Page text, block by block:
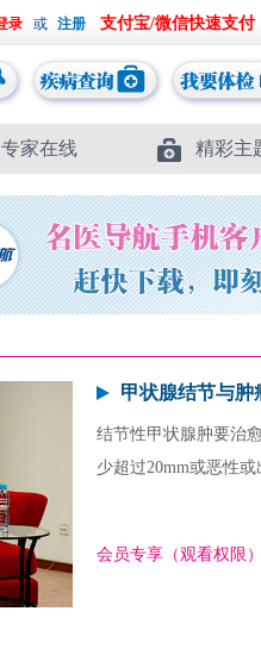
或 支付宝/微信快速支付
专家在线 精彩主
甲状腺结节与肿
结节性甲状腺肿要治
少超过20mm或恶性
会员专享（观看权限